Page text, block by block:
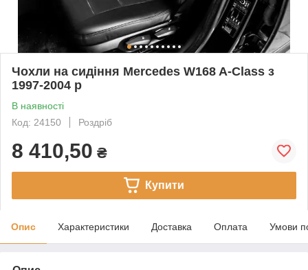
Чохли на сидіння Mercedes W168 A-Class з
1997-2004 р
В наявності
Код: 24150
Роздріб
8 410,50 ₴
Купити
Опис Характеристики Доставка Оплата Умови